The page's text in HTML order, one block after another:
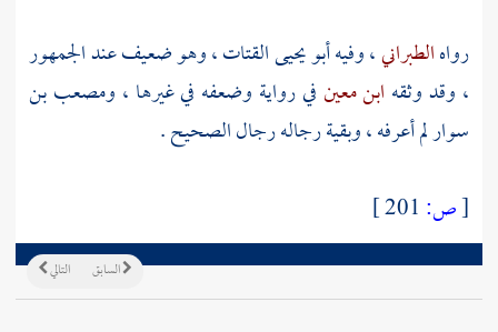
رواهالطبراني، وفيهأبو يحيى القتات، وهو ضعيف عند الجمهور
، وقد وثقه ابن معينفي رواية وضعفه في غيرها ، ومصعب بن
سوارلم أعرفه ، وبقية رجاله رجال الصحيح .
[ص:
التالي السابق